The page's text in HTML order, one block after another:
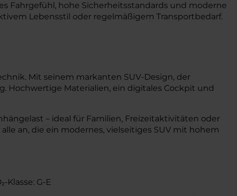
Fahrgefühl, hohe Sicherheitsstandards und moderne
Lebensstil oder regelmäßigem Transportbedarf.
Mit seinem markanten SUV-Design, der
Hochwertige Materialien, ein digitales Cockpit und
– ideal für Familien, Freizeitaktivitäten oder
an, die ein modernes, vielseitiges SUV mit hohem
Klasse: G-E